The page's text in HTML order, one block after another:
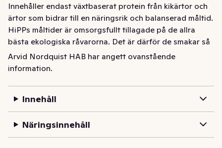
Innehåller endast växtbaserat protein från kikärtor och
ärtor som bidrar till en näringsrik och balanserad måltid.
HiPPs måltider är omsorgsfullt tillagade på de allra
bästa ekologiska råvarorna. Det är därför de smakar så
mycket - och så gott! För att erbjuda variation har vi
flera spännande rätter i varje ålderskategori. Alla våra
så att du kan vara säker på att ditt barn får i sig alla
nyttigheter barnet behöver.
Arvid Nordquist HAB har angett ovanstående
information.
Innehåll
Näringsinnehåll